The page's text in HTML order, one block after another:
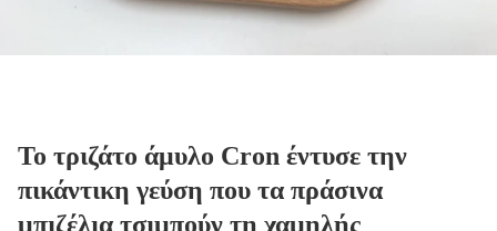
Το τριζάτο άμυλο Cron έντυσε την
πικάντικη γεύση που τα πράσινα
μπιζέλια τσιμπούν τη χαμηλής